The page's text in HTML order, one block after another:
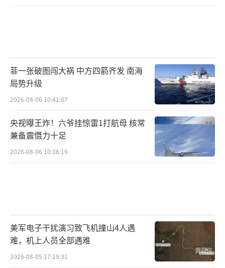
菲一张破图闯大祸 中方四箭齐发 南海
局势升级
2026-08-06 10:41:07
央视曝王炸！六爷挂惊雷1打航母 核常
兼备震慑力十足
2026-08-06 10:38:19
美军电子干扰演习致飞机撞山4人遇
难，机上人员全部遇难
2026-08-05 17:19:31